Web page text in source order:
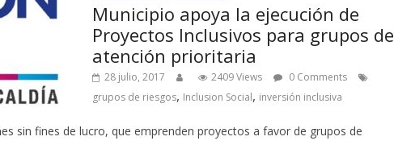
Municipio apoya la ejecución de
Proyectos Inclusivos para grupos de
atención prioritaria
28 julio, 2017 2409 Views
0 Comments
grupos de riesgos, Inclusion Social, inversión inclusiva
sin fines de lucro, que emprenden proyectos a favor de grupos de